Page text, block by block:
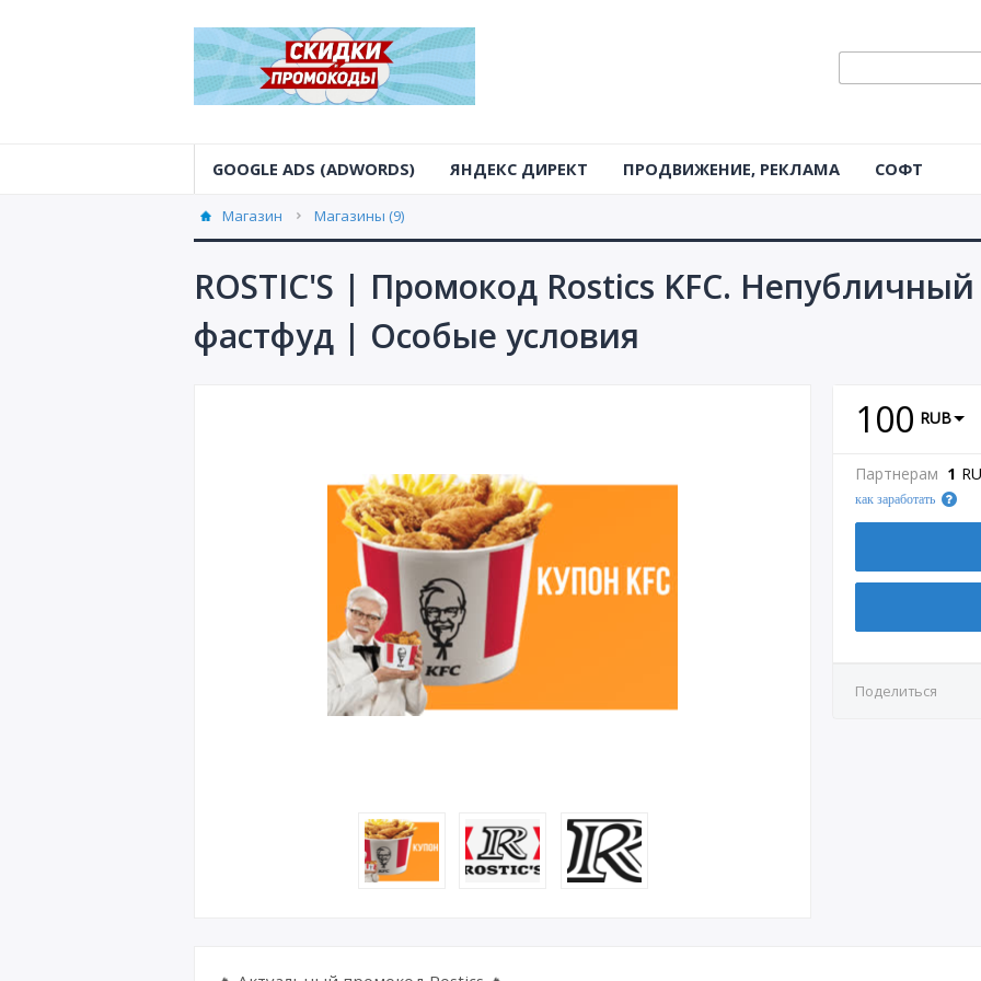
GOOGLE ADS (ADWORDS) ЯНДЕКС ДИРЕКТ ПРОДВИЖЕНИЕ, РЕКЛАМА СОФТ
Магазин Магазины (9)
ROSTIC'S | Промокод Rostics KFC.
фастфуд | Особые условия
100 RUB
Партнерам 1
как заработать
Поделиться